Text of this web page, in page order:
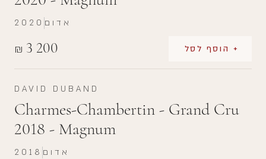
₪ 3 200 + הוסף לסל
2020 אדום
DAVID DUBAND
Charmes-Chambertin - Grand Cru
2018 - Magnum
2018 אדום